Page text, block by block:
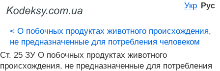
Укр Рус
< О побочных продуктах животного происхождения,
не предназначенные для потребления человеком
Ст. 25 ЗУ О побочных продуктах животного
происхождения, не предназначенные для потребления